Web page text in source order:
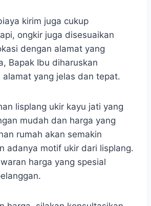
kirim juga cukup
ongkir juga disesuaikan
dengan alamat yang
Bapak Ibu diharuskan
alamat yang jelas dan tepat.
lisplang ukir kayu jati yang
mudah dan harga yang
rumah akan semakin
adanya motif ukir dari lisplang.
harga yang spesial